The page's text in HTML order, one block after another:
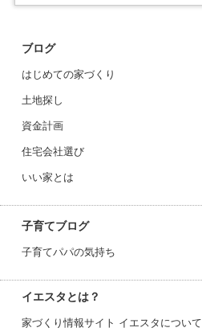
ブログ
はじめての家づくり
土地探し
資金計画
住宅会社選び
いい家とは
子育てブログ
子育てパパの気持ち
イエスタとは？
家づくり情報サイト イエスタについて